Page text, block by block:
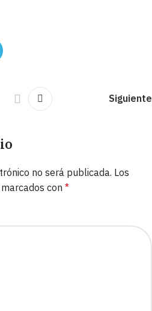
Siguiente
no será publicada. Los
con *